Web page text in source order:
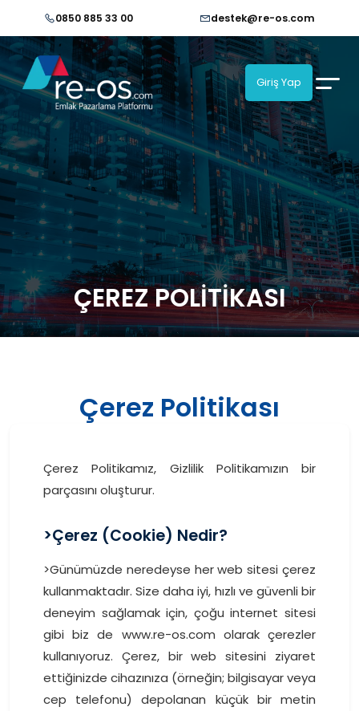
0850 885 33 00 destek@re-os.com
Giriş Yap
ÇEREZ POLİTİKASI
Çerez Politikası
Çerez Politikamız, Gizlilik Politikamızın bir
parçasını oluşturur.
>Çerez (Cookie) Nedir?
>Günümüzde neredeyse her web sitesi çerez
kullanmaktadır. Size daha iyi, hızlı ve güvenli bir
deneyim sağlamak için, çoğu internet sitesi
gibi biz de www.re-os.com olarak çerezler
kullanıyoruz. Çerez, bir web sitesini ziyaret
ettiğinizde cihazınıza (örneğin; bilgisayar veya
cep telefonu) depolanan küçük bir metin